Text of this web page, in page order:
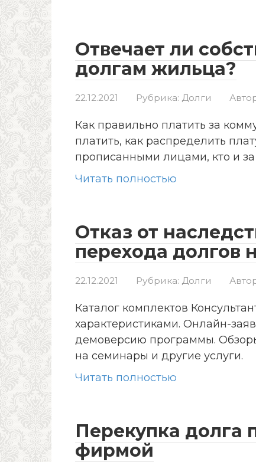
Отвечает ли
долгам жильца?
22.12.2021 Рубрика: Долги
Как правильно платить за
платить, как распределить
прописанными лицами, кто и
Читать полностью
Отказ от
перехода долгов
22.12.2021 Рубрика: Долги
Каталог комплектов
характеристиками. Онлайн-
демоверсию программы.
на семинары и другие услуги.
Читать полностью
Перекупка долга
фирмой